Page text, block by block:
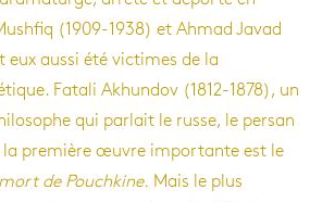
(1909-1938) et Ahmad Javad
eux aussi été victimes de la
Fatali Akhundov (1812-1878), un
qui parlait le russe, le persan
la première œuvre importante est le
de Pouchkine. Mais le plus